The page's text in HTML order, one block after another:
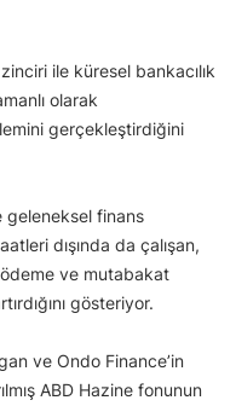
ile küresel bankacılık
olarak
gerçekleştirdiğini
geleneksel finans
dışında da çalışan,
ve mutabakat
gösteriyor.
ve Ondo Finance’in
ABD Hazine fonunun